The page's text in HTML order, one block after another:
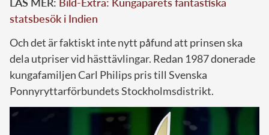
statsbesök i Indien
Och det är faktiskt inte nytt påfund att prinsen ska
dela utpriser vid hästtävlingar. Redan 1987 donerade
kungafamiljen Carl Philips pris till Svenska
Ponnyryttarförbundets Stockholmsdistrikt.